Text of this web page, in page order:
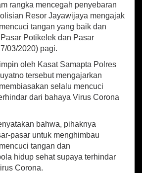
ai
l
ar
e
rangka mencegah penyebaran
Resor Jayawijaya mengajak
tangan yang baik dan
Potikelek dan Pasar
03/2020) pagi.
oleh Kasat Samapta Polres
tersebut mengajarkan
selalu mencuci
dari bahaya Virus Corona
bahwa, pihaknya
pasar untuk menghimbau
tangan dan
hidup sehat supaya terhindar
Corona.